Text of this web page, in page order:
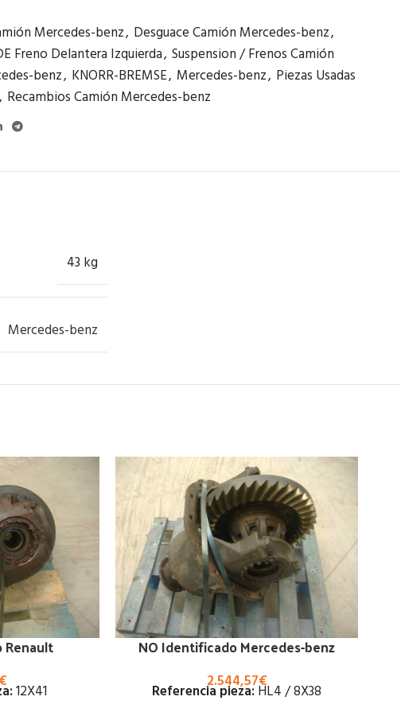
Mercedes-benz, Desguace Camión Mercedes-benz,
Freno Delantera Izquierda, Suspension / Frenos Camión
benz, KNORR-BREMSE, Mercedes-benz, Piezas Usadas
, Recambios Camión Mercedes-benz
43 kg
Mercedes-benz
€ 12X41
NO Identificado Mercedes-benz
2.544,57€
Referencia pieza:HL4 / 8X38